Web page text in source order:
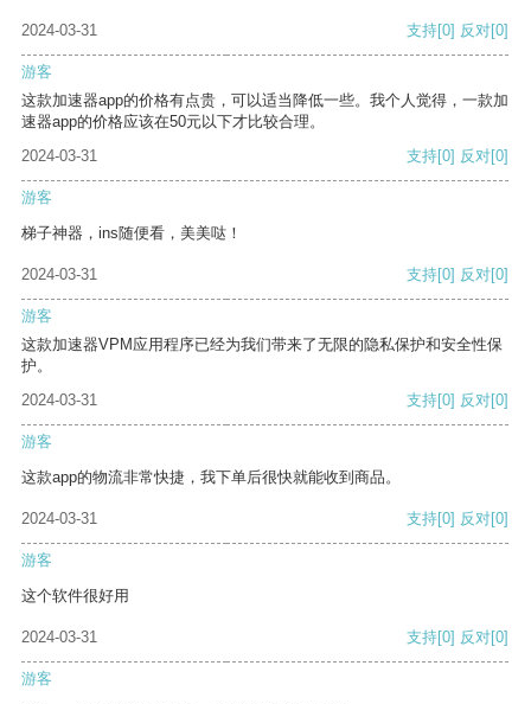
2024-03-31 支持[0] 反对[0]
游客
这款加速器app的价格有点贵，可以适当降低一些。我个人觉得，一款加
速器app的价格应该在50元以下才比较合理。
2024-03-31
支持[0] 反对[0]
游客
梯子神器，ins随便看，美美哒！
2024-03-31 支持[0] 反对[0]
游客
这款加速器VPM应用程序已经为我们带来了无限的隐私保护和安全性保
护。
2024-03-31
支持[0] 反对[0]
游客
这款app的物流非常快捷，我下单后很快就能收到商品。
2024-03-31 支持[0] 反对[0]
游客
这个软件很好用
2024-03-31 支持[0] 反对[0]
游客